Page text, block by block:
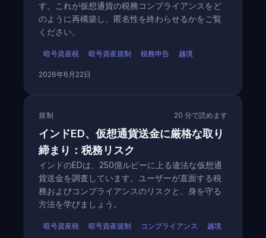
す。これが仮想通貨の税務コンプライアンスをど
のように再構築し、匿名性を終わらせるかをご覧
ください。
暗号資産税 暗号資産規制 税務申告 越境
2026年6月22日
規制 20 分で読めます
インドED、仮想通貨送金に厳格な取り
締まり：税務リスク
インドのEDは、250億ルピーに上る違法な仮想通
貨送金を調査しています。ユーザーが直面する税
務およびコンプライアンスのリスクと、身を守る
方法を学びましょう。
暗号資産税 暗号資産規制 コンプライアンス 越境